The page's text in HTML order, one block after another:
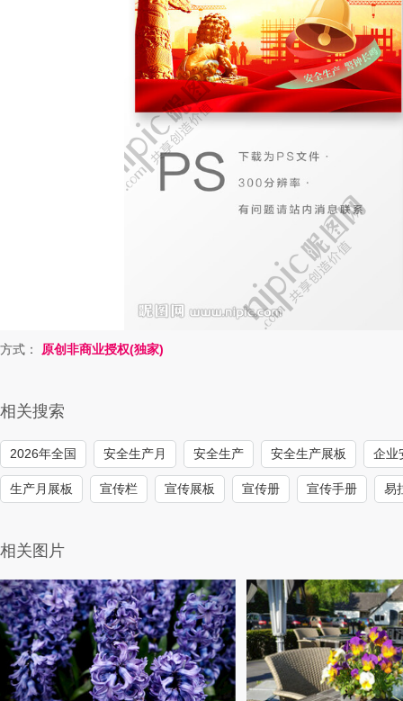
方式： 原创非商业授权(独家)
相关搜索
2026年全国 安全生产月 安全生产 安全生产展板 企业
生产月展板 宣传栏 宣传展板 宣传册 宣传手册 易
相关图片